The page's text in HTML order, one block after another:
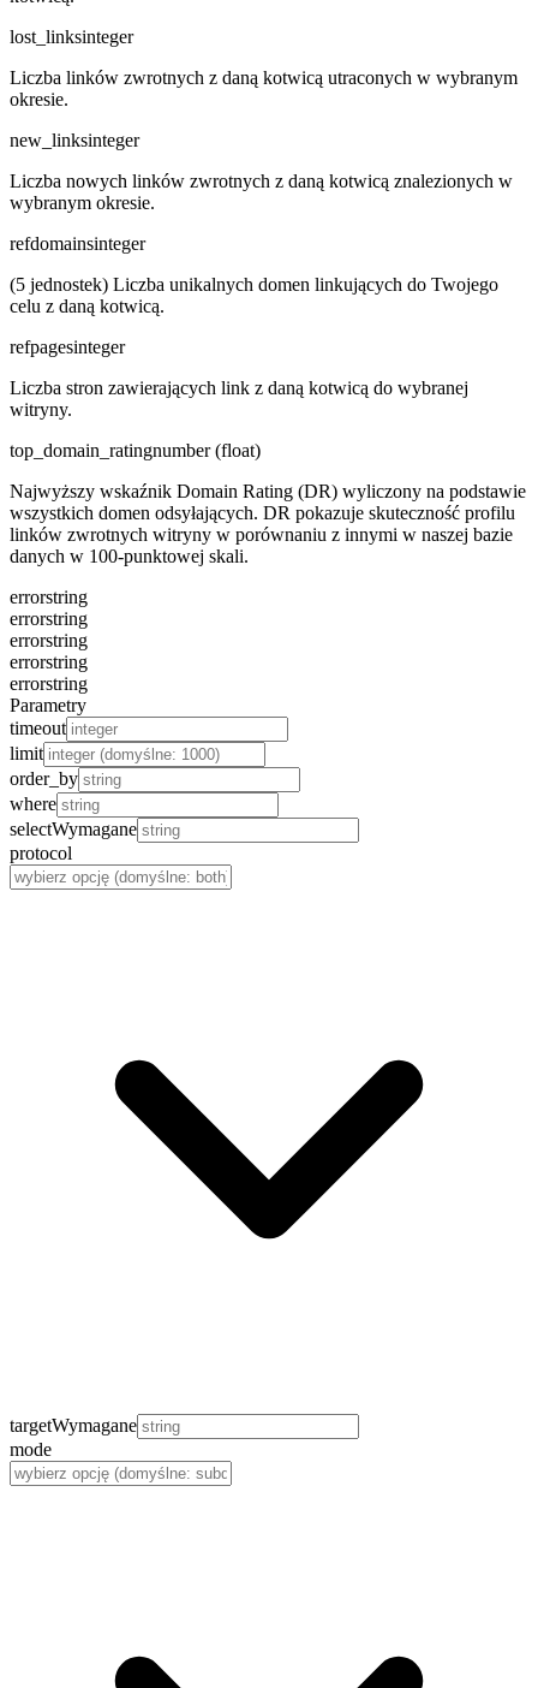
lost_linksinteger
Liczba linków zwrotnych z daną kotwicą utraconych w wybranym
okresie.
new_linksinteger
Liczba nowych linków zwrotnych z daną kotwicą znalezionych w
wybranym okresie.
refdomainsinteger
(5 jednostek) Liczba unikalnych domen linkujących do Twojego
celu z daną kotwicą.
refpagesinteger
Liczba stron zawierających link z daną kotwicą do wybranej
witryny.
top_domain_ratingnumber (float)
Najwyższy wskaźnik Domain Rating (DR) wyliczony na podstawie
wszystkich domen odsyłających. DR pokazuje skuteczność profilu
linków zwrotnych witryny w porównaniu z innymi w naszej bazie
danych w 100-punktowej skali.
errorstring
errorstring
errorstring
errorstring
errorstring
Parametry
timeout
limit
order_by
where
selectWymagane
protocol
targetWymagane
mode